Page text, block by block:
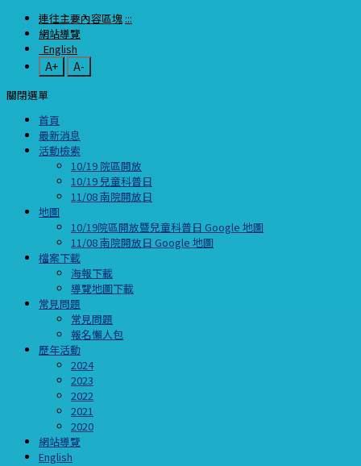
連往主要內容區塊 :::
網站導覽
English
A+
A-
關閉選單
首頁
最新消息
活動檢索
10/19 院區開放
10/19 兒童科普日
11/08 南院開放日
地圖
10/19院區開放暨兒童科普日 Google 地圖
11/08 南院開放日 Google 地圖
檔案下載
海報下載
導覽地圖下載
常見問題
常見問題
報名懶人包
歷年活動
2024
2023
2022
2021
2020
網站導覽
English